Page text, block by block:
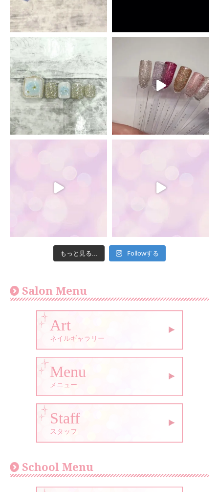
もっと見る... Followする
Salon Menu
Art
ネイルギャラリー
Menu
メニュー
Staff
スタッフ
School Menu